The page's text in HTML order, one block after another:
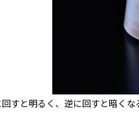
すと明るく、逆に回すと暗く